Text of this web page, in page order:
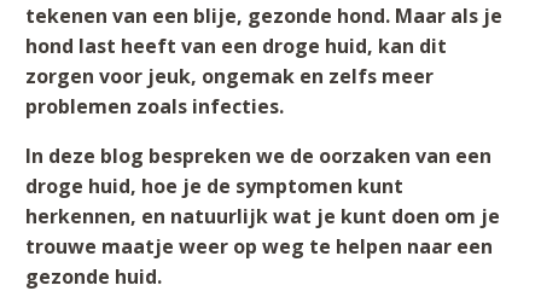
tekenen van een blije, gezonde hond. Maar als je
hond last heeft van een droge huid, kan dit
zorgen voor jeuk, ongemak en zelfs meer
problemen zoals infecties.
In deze blog bespreken we de oorzaken van een
droge huid, hoe je de symptomen kunt
herkennen, en natuurlijk wat je kunt doen om je
trouwe maatje weer op weg te helpen naar een
gezonde huid.